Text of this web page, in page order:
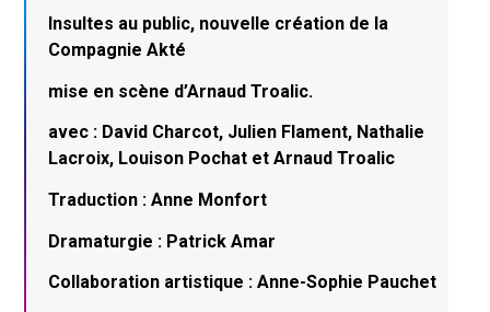
Insultes au public, nouvelle création de la
Compagnie Akté
mise en scène d’Arnaud Troalic.
avec : David Charcot, Julien Flament, Nathalie
Lacroix, Louison Pochat et Arnaud Troalic
Traduction : Anne Monfort
Dramaturgie : Patrick Amar
Collaboration artistique : Anne-Sophie Pauchet